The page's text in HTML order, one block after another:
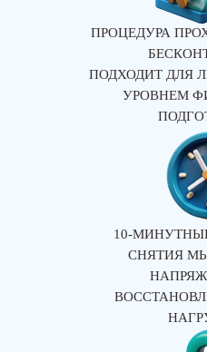
ПРОЦЕДУРА
ПОДХОДИТ ДЛЯ
УРОВНЕМ
10-
СНЯТИЯ